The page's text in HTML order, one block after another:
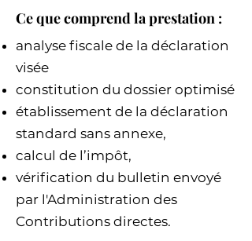
Ce que comprend la prestation :
analyse fiscale de la déclaration
visée
constitution du dossier optimisé
établissement de la déclaration
standard sans annexe,
calcul de l’impôt,
vérification du bulletin envoyé
par l'Administration des
Contributions directes.